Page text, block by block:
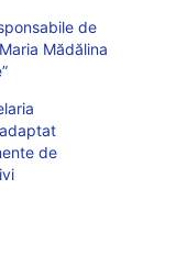
de
Mădălina
de